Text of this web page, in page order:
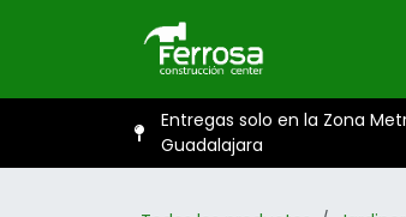
Entregas solo en la Zona
Guadalajara